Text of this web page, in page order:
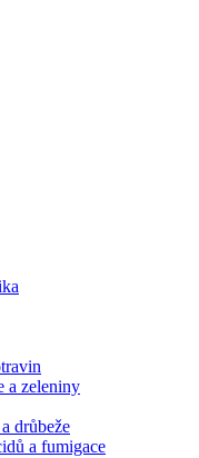
a zeleniny
drůbeže
a fumigace